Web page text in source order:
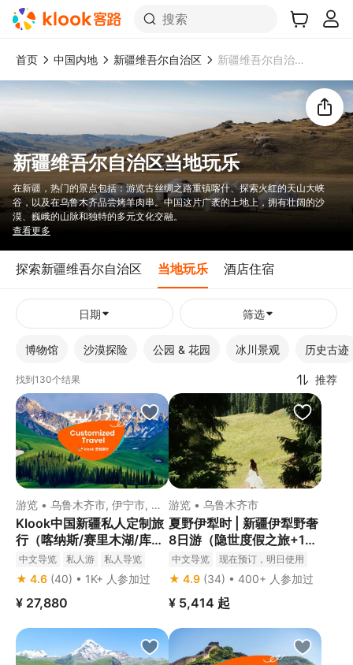
搜索
首页 中国内地 新疆维吾尔自治区 新疆维吾尔自治区当地玩乐
新疆维吾尔自治区当地玩乐
在新疆，热门的景点包括：游览古丝绸之路重镇喀什、探索火红的天山大峡
谷，以及在乌鲁木齐品尝烤羊肉串。中国这片广袤的土地上，拥有壮阔的沙
漠、巍峨的山脉和独特的多元文化交融。
查看更多
探索新疆维吾尔自治区 当地玩乐 酒店住宿
想去这里旅游吗？
分享给好友！
日期 筛选
博物馆 沙漠探险 公园 & 花园 冰川景观 历史古迹
找到130个结果 推荐
游览 • 乌鲁木齐市, 伊宁市, 喀
什, 吐鲁番出发
Klook中国新疆私人定制旅
行（喀纳斯/赛里木湖/库尔
德宁/那拉提/喀什/白沙湖/
盘龙古道/独库公路）
中文导览 私人游 私人导览
★ 4.6 (40) • 1K+ 人参加过
¥ 27,880
游览 • 乌鲁木齐市
夏野伊犁时 | 新疆伊犁野奢
8日游（隐世度假之旅+1+1
头等舱+5A旅拍领队）
中文导览 现在预订，明日使用
★ 4.9 (34) • 400+ 人参加过
¥ 5,414 起